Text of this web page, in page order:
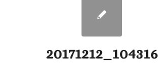
20171212_104316